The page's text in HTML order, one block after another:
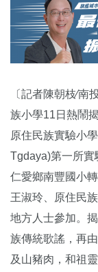
〔記者陳朝枝∕
族小學11日熱鬧
原住民族實驗小
Tgdaya)第一所實
仁愛鄉南豐國小
王淑玲、原住民
地方人士參加。
族傳統歌謠，再
及山豬肉，和祖